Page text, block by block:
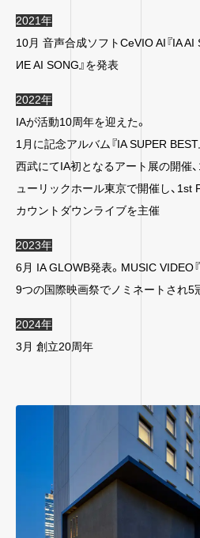
2021年
10月 音声合成ソフトCeVIO AI『IA AI
ИE AI SONG』を発表
2022年
IAが活動10周年を迎えた。
1月に記念アルバム『IA SUPER
西武にてIA初となるアート展の開催
ューリックホール東京で開催し、1st
カウントダウンライブを主催
2023年
6月 IA GLOWB発表。MUSIC VIDEO
9つの国際映画祭でノミネートされ5
2024年
3月 創立20周年